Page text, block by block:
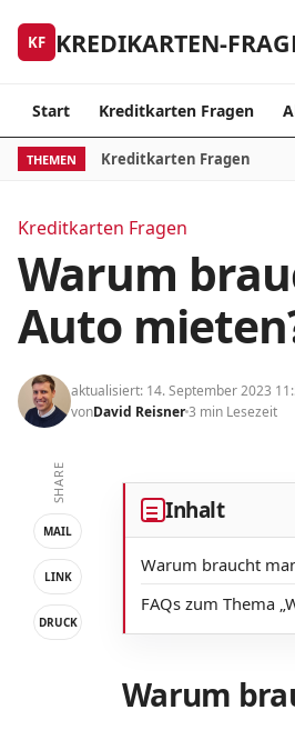
KF KREDIKARTEN-
Start Kreditkarten Fragen
THEMEN Kreditkarten Fragen
Kreditkarten Fragen
Warum
Auto
aktualisiert: 14. September 2023
vonDavid Reisner3 min Lesezeit
SHARE
MAIL
LINK
DRUCK
Inhalt
Warum braucht
FAQs zum Thema
Warum